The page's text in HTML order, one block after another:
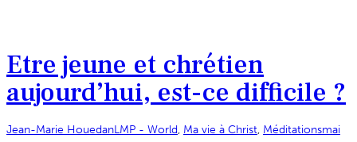
Etre jeune et chrétien
aujourd’hui, est-ce difficile ?
Jean-Marie HouedanLMP - World, Ma vie à Christ, Méditationsmai